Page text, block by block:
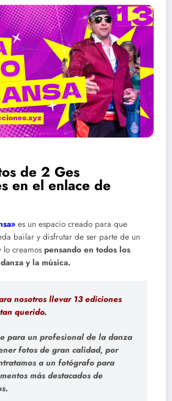
de 2 Ges
en el enlace de
es un espacio creado para que
bailar y disfrutar de ser parte de un
lo creamos pensando en todos los
y la música.
nosotros llevar 13 ediciones
querido.
para un profesional de la danza
fotos de gran calidad, por
a un fotógrafo para
más destacados de